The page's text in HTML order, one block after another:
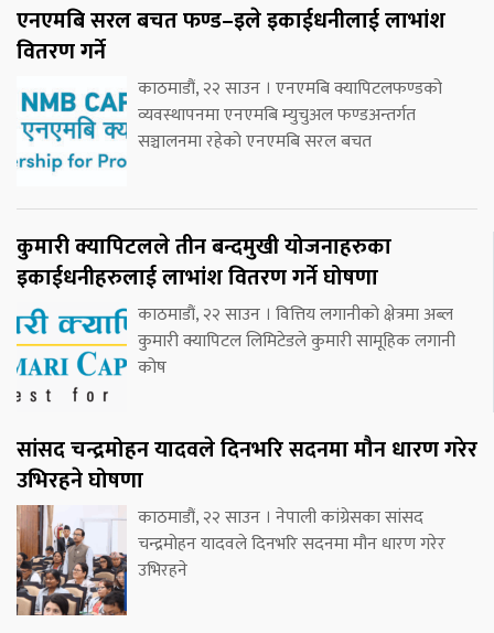
एनएमबि सरल बचत फण्ड–इले इकाईधनीलाई लाभांश
वितरण गर्ने
काठमाडौं, २२ साउन । एनएमबि क्यापिटलफण्डको
व्यवस्थापनमा एनएमबि म्युचुअल फण्डअन्तर्गत
सञ्चालनमा रहेको एनएमबि सरल बचत
कुमारी क्यापिटलले तीन बन्दमुखी योजनाहरुका
इकाईधनीहरुलाई लाभांश वितरण गर्ने घोषणा
काठमाडौं, २२ साउन । वित्तिय लगानीको क्षेत्रमा अब्ल
कुमारी क्यापिटल लिमिटेडले कुमारी सामूहिक लगानी
कोष
सांसद चन्द्रमोहन यादवले दिनभरि सदनमा मौन धारण गरेर
उभिरहने घोषणा
काठमाडौं, २२ साउन । नेपाली कांग्रेसका सांसद
चन्द्रमोहन यादवले दिनभरि सदनमा मौन धारण गरेर
उभिरहने